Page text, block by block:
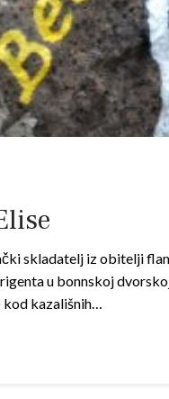
skladatelj iz obitelji
u bonnskoj
kod kazališnih…